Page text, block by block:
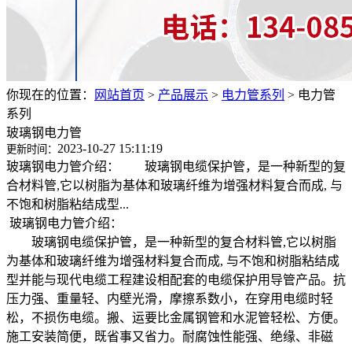
你现在的位置： 网站首页 > 产品展示 > 电力管系列 > 电力管
系列
玻璃钢电力管
更新时间： 2023-10-27 15:11:19
玻璃钢电力管介绍： 玻璃钢电缆保护管，是一种新型的复
合材料管,它以树脂为基体和玻璃纤维为增强材料复合而成, 与
不饱和树脂粘结成型...
玻璃钢电力管介绍：
玻璃钢电缆保护管，是一种新型的复合材料管,它以树脂
为基体和玻璃纤维为增强材料复合而成, 与不饱和树脂粘结成
型并能与现代电缆工程建设相配套的电缆保护用导管产品。抗
压力强、重量轻、内壁光滑，摩擦系数小，在穿用电缆时轻
松，不损伤电缆。搬、运要比金属钢管和水泥管轻松、方便。
施工安装简便，既省事又省力。耐腐蚀性能强、绝缘、非磁